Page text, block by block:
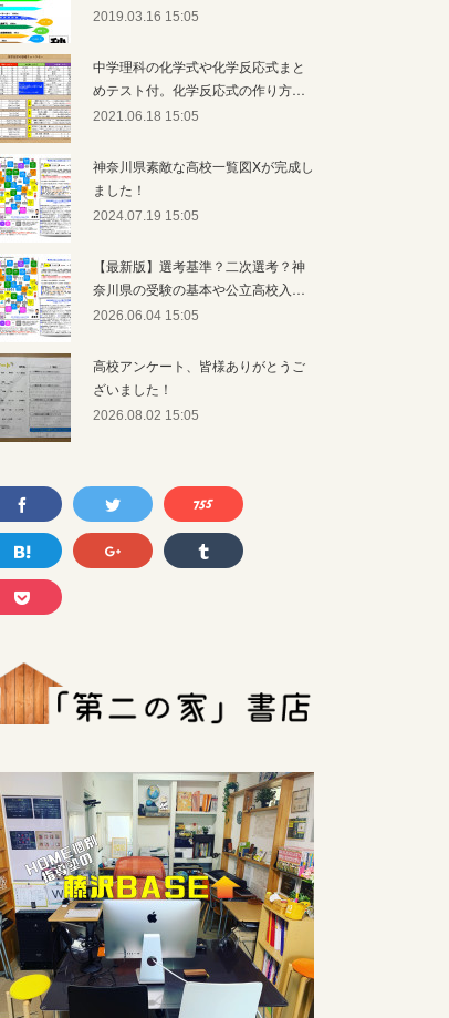
2019.03.16 15:05
中学理科の化学式や化学反応式まと
めテスト付。化学反応式の作り方…
2021.06.18 15:05
神奈川県素敵な高校一覧図Xが完成し
ました！
2024.07.19 15:05
【最新版】選考基準？二次選考？神
奈川県の受験の基本や公立高校入…
2026.06.04 15:05
高校アンケート、皆様ありがとうご
ざいました！
2026.08.02 15:05